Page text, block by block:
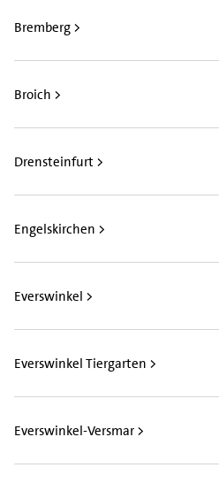
Bremberg >
Broich >
Drensteinfurt >
Engelskirchen >
Everswinkel >
Everswinkel Tiergarten >
Everswinkel-Versmar >